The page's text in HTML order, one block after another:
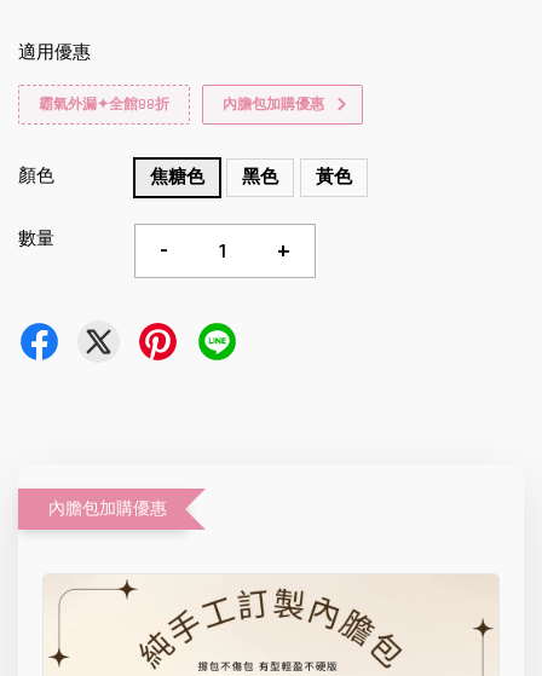
適用優惠
霸氣外漏✦全館88折 內膽包加購優惠
顏色 焦糖色 黑色 黃色
數量 - +
內膽包加購優惠